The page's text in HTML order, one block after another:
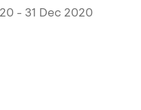
- 31 Dec 2020